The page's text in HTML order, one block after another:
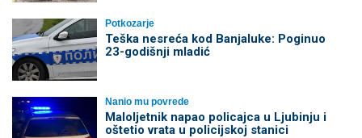
Potkozarje
Teška nesreća kod Banjaluke: Poginuo
23-godišnji mladić
Nanio mu povrede
Maloljetnik napao policajca u Ljubinju i
oštetio vrata u policijskoj stanici